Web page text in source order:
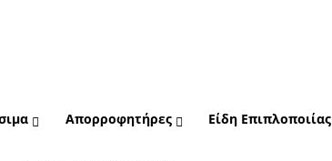
Απορροφητήρες Είδη Επιπλοποιίας